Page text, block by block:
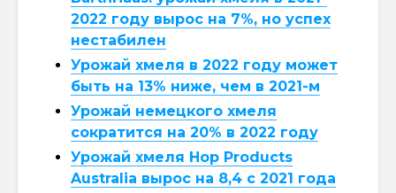
2022 году вырос на 7%, но успех
нестабилен
Урожай хмеля в 2022 году может
быть на 13% ниже, чем в 2021-м
Урожай немецкого хмеля
сократится на 20% в 2022 году
Урожай хмеля Hop Products
Australia вырос на 8,4 с 2021 года